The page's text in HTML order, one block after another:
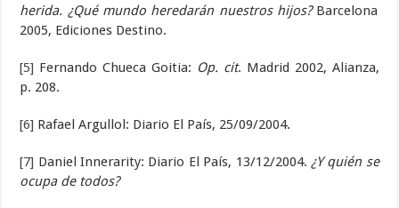
herida. ¿Qué mundo heredarán nuestros hijos?Barcelona
2005, Ediciones Destino.
[5] Fernando Chueca Goitia: Op. cit. Madrid 2002, Alianza,
p. 208.
[6] Rafael Argullol: Diario El País, 25/09/2004.
[7] Daniel Innerarity: Diario El País, 13/12/2004. ¿Y quién se
ocupa de todos?